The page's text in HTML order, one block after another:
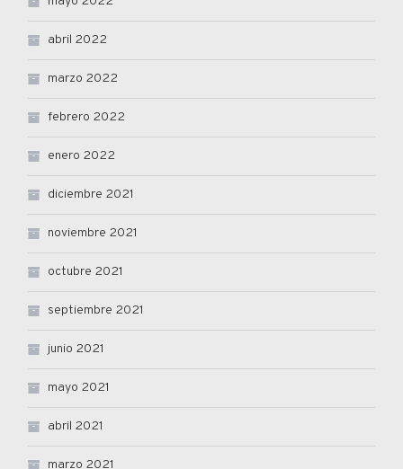
abril 2022
marzo 2022
febrero 2022
enero 2022
diciembre 2021
noviembre 2021
octubre 2021
septiembre 2021
junio 2021
mayo 2021
abril 2021
marzo 2021